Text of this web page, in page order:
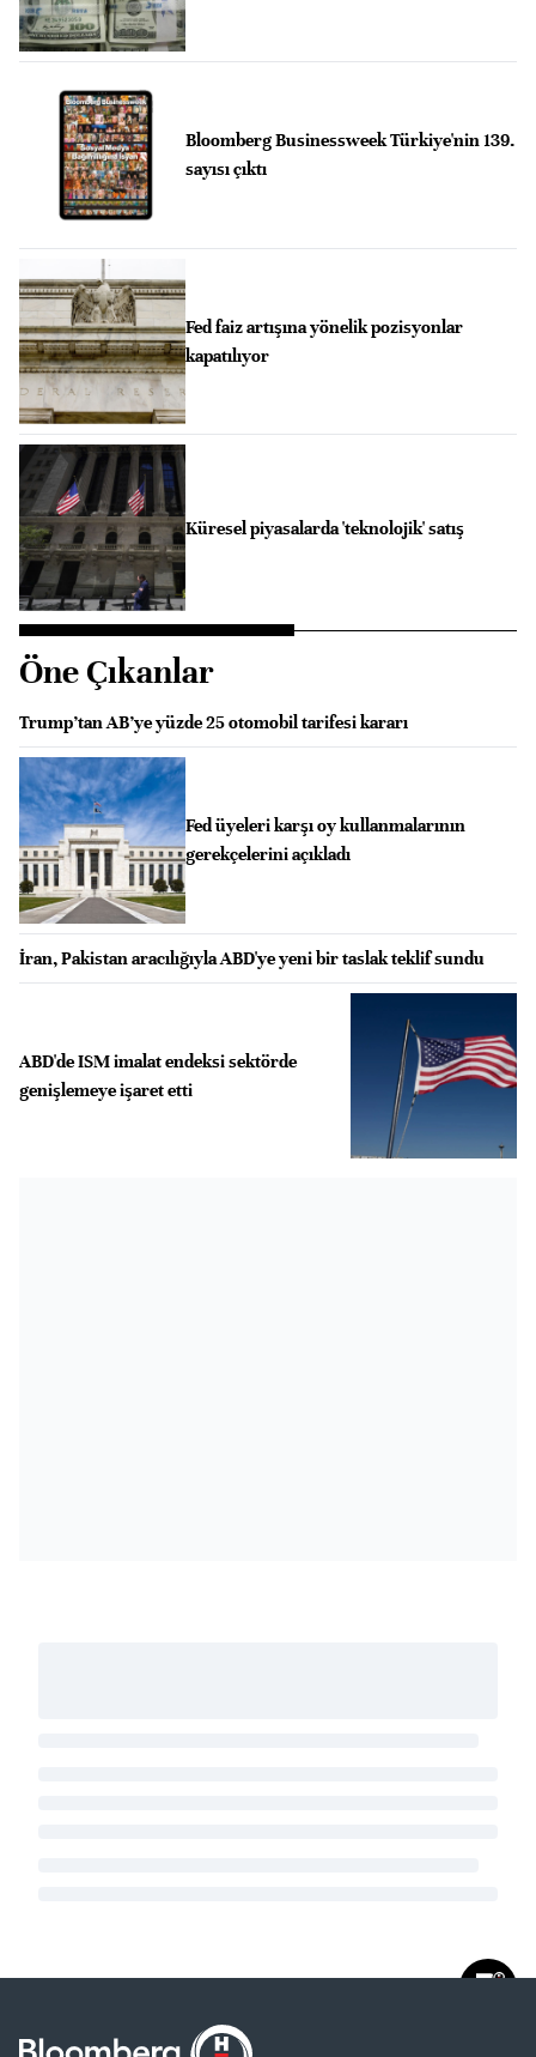
Bloomberg Businessweek Türkiye'nin 139.
sayısı çıktı
Fed faiz artışına yönelik pozisyonlar
kapatılıyor
Küresel piyasalarda 'teknolojik' satış
Öne Çıkanlar
Trump’tan AB’ye yüzde 25 otomobil tarifesi kararı
Fed üyeleri karşı oy kullanmalarının
gerekçelerini açıkladı
İran, Pakistan aracılığıyla ABD'ye yeni bir taslak teklif sundu
ABD'de ISM imalat endeksi sektörde
genişlemeye işaret etti